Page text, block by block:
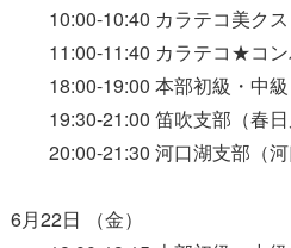
10:00-10:40 カラテコ美クス
11:00-11:40 カラテコ★コン
18:00-19:00 本部初級・中級
19:30-21:00 笛吹支部（春日
20:00-21:30 河口湖支部（河
6月22日 （金）